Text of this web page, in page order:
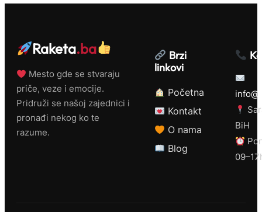
Raketa.ba
Mesto gde se stvaraju
priče, veze i emocije.
Pridruži se našoj zajednici i
pronađi nekog ko te
razume.
Brzi
linkovi
Početna
Kontakt
O nama
Blog
BiH